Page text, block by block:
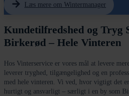
Læs mere om Wintermanager
Kundetilfredshed og Tryg
Birkerød – Hele Vinteren
Hos Vinterservice er vores mål at levere
leverer tryghed, tilgængelighed og en
med hele vinteren. Vi ved, hvor vigtigt det
hurtigt og ansvarligt – særligt i en by som